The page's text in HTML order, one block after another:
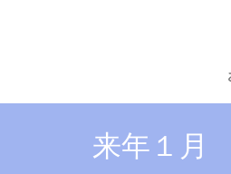
来年１月